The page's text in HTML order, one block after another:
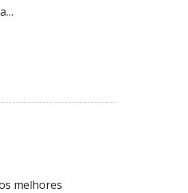
melhores